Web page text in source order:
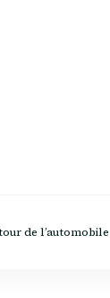
de l’automobile